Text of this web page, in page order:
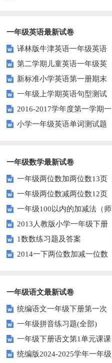
一年级英语最新试卷
译林版牛津英语一年级英语
1AB测试卷
第二学期儿童英语一年级英
语期末试卷
新标准小学英语第一册期末
测试题
一年级上学期英语句型测试
题 2016-2017学年度第一学期一
起一年级英语期中试卷
小学一年级英语单词测试题
一年级数学最新试卷
一年级两位数加两位数13页
一年级两位数减两位数12页
一年级100以内的加减法（师
版）2013人教版小学一年级下册
第三单元整理与复习（一）练习
题
1数数练习题及答案
2014一下两位数加减一位数
一年级语文最新试卷
统编语文一年级下册第一次
月考测试题7
一年级拼音练习题(全部)
一年级下册语文第1单元课课
练 统编版2024-2025学年一年级